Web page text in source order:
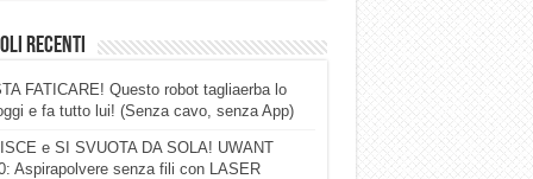
Recenti
FATICARE! Questo robot tagliaerba lo
e fa tutto lui! (Senza cavo, senza App)
e SI SVUOTA DA SOLA! UWANT
Aspirapolvere senza fili con LASER